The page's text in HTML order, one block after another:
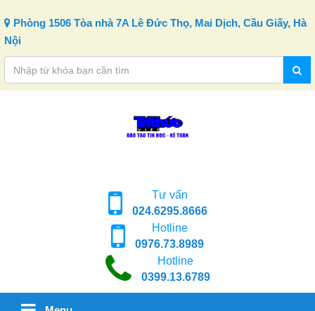
Phòng 1506 Tòa nhà 7A Lê Đức Thọ, Mai Dịch, Cầu Giấy, Hà
Nội
Tư vấn
024.6295.8666
Hotline
0976.73.8989
Hotline
0399.13.6789